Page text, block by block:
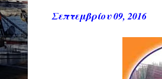
Σεπτεμβρίου 09, 2016